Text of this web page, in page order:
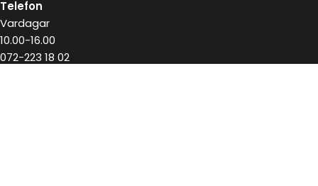
Telefon
Vardagar
10.00-16.00
072-223 18 02